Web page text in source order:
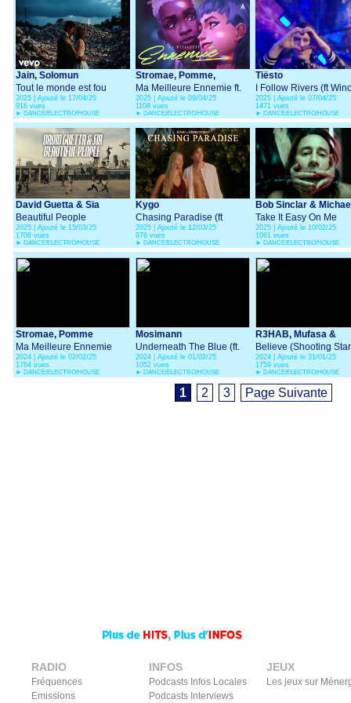
Jain, Solomun
Tout le monde est fou
2025 | Ajouté le 17/04/25
916 vues
► DANCE/ELECTRO/HOUSE
Stromae, Pomme,
Coldplay
Ma Meilleure Ennemie ft.
Coldplay (from Arcane)
2025 | Ajouté le 09/04/25
1108 vues
► DANCE/ELECTRO/HOUSE
Tiësto
I Follow Rivers (ft
Oak)
2025 | Ajouté le 07/04/25
1471 vues
► DANCE/ELECTRO/HOUSE
David Guetta & Sia
Beautiful People
2025 | Ajouté le 15/03/25
1706 vues
► DANCE/ELECTRO/HOUSE
Kygo
Chasing Paradise (ft
OneRepublic)
2025 | Ajouté le 12/03/25
976 vues
► DANCE/ELECTRO/HOUSE
Bob Sinclar &
Ekow
Take It Easy On Me
2025 | Ajouté le 10/02/25
1061 vues
► DANCE/ELECTRO/HOUSE
Stromae, Pomme
Ma Meilleure Ennemie
2024 | Ajouté le 02/02/25
1764 vues
► DANCE/ELECTRO/HOUSE
Mosimann
Underneath The Blue (ft.
Joe Cleere)
2024 | Ajouté le 01/02/25
1052 vues
► DANCE/ELECTRO/HOUSE
R3HAB, Mufasa &
Hypeman, RANI
Believe (Shooting
2024 | Ajouté le 31/01/25
1759 vues
► DANCE/ELECTRO/HOUSE
1 2 3 Page Suivante
RADIO
Fréquences
Emissions
INFOS
Podcasts Infos Locales
Podcasts Interviews
JEUX
Les jeux sur